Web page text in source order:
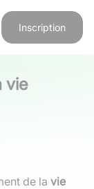
Inscription
vie
de la vie